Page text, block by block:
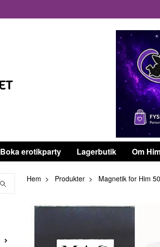
Boka erotikparty Lagerbutik Om
Hem Produkter Magnetik for Him